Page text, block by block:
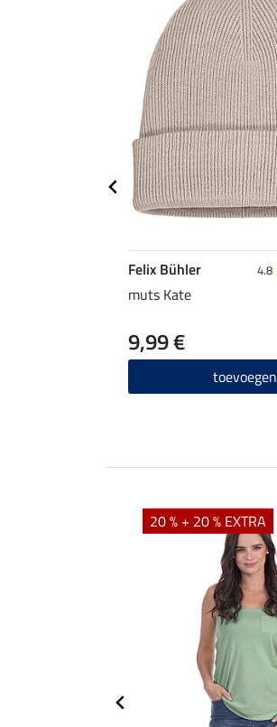
Felix Bühler 4.8
muts Kate
9,99 €
toevoegen
20 % + 20 % EXTRA